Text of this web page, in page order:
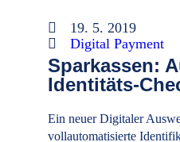
19. 5. 2019
Digital Payment
Sparkassen:
Identitäts-
Ein neuer Digitaler
vollautomatisierte